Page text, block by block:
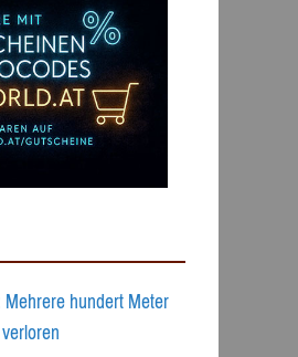
Mehrere hundert Meter